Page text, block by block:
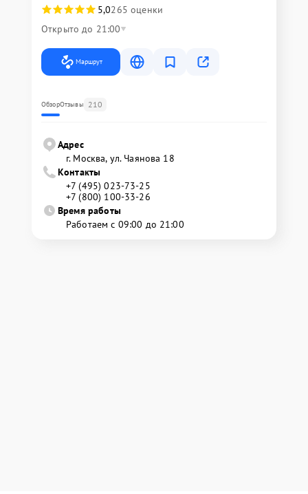
5,0265 оценки
Открыто до 21:00
Маршрут
ОбзорОтзывы 210
Адрес
г. Москва, ул. Чаянова 18
Контакты
+7 (495) 023-73-25
+7 (800) 100-33-26
Время работы
Работаем с 09:00 до 21:00